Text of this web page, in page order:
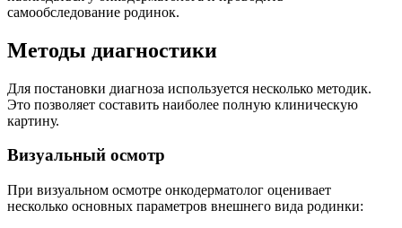
самообследование родинок.
Методы диагностики
Для постановки диагноза используется несколько методик.
Это позволяет составить наиболее полную клиническую
картину.
Визуальный осмотр
При визуальном осмотре онкодерматолог оценивает
несколько основных параметров внешнего вида родинки: